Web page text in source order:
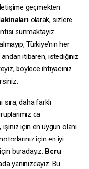
geçmekten
olarak, sizlere
sunmaktayız.
Türkiye’nin her
itibaren, istediğiniz
böylece ihtiyacınız
sıra, daha farklı
da
işiniz için en uygun olanı
için en iyi
buradayız. Boru
yanınızdayız. Bu